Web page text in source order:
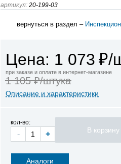
артикул: 20-199-03
вернуться в раздел –
Цена: 1 073 ₽/
при заказе и оплате в интернет-магазине
1 105 ₽/штука
Описание и характеристики
кол-во:
- +
Аналоги